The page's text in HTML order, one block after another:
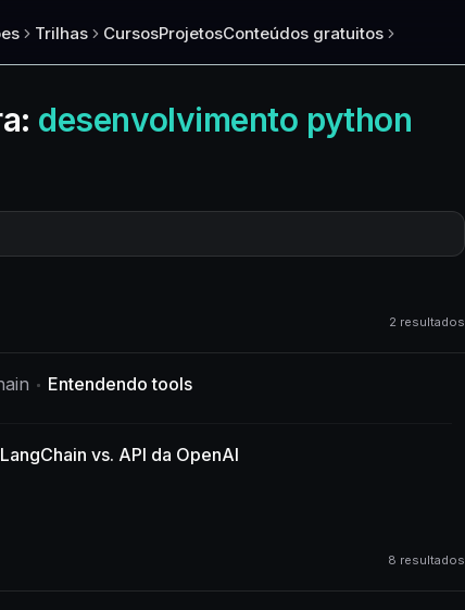
Trilhas CursosProjetosConteúdos gratuitos
desenvolvimento python
2 resultados
Entendendo tools
LangChain vs. API da OpenAI
8 resultados